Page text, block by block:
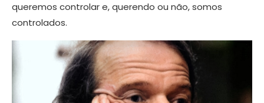
queremos controlar e, querendo ou não, somos
controlados.